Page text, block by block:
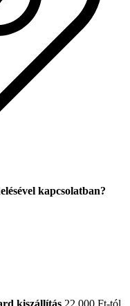
kapcsolatban?
kiszállítás 22.000 Ft-tól